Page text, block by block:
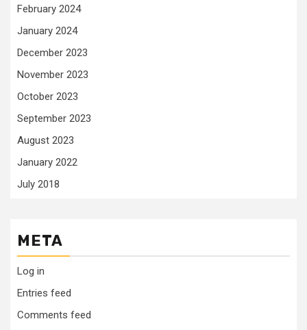
February 2024
January 2024
December 2023
November 2023
October 2023
September 2023
August 2023
January 2022
July 2018
META
Log in
Entries feed
Comments feed